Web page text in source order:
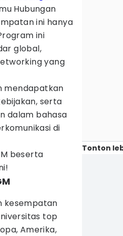
Hubungan
ini hanya
ini
global,
yang
mendapatkan
serta
dalam bahasa
di
beserta
kesempatan
top
Amerika,
Tonton